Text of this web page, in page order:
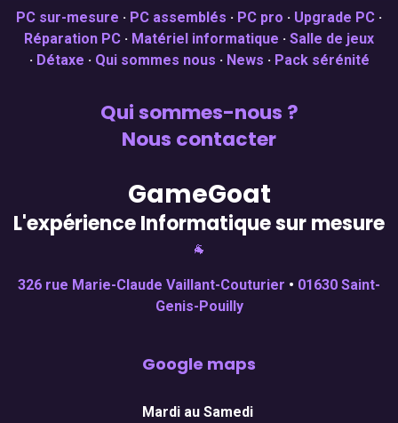
PC sur-mesure · PC assemblés · PC pro · Upgrade PC ·
Réparation PC · Matériel informatique · Salle de jeux
· Détaxe · Qui sommes nous · News · Pack sérénité
Qui sommes-nous ?
Nous contacter
GameGoat
L'expérience Informatique sur mesure
🐐
326 rue Marie-Claude Vaillant-Couturier • 01630 Saint-
Genis-Pouilly
Google maps
Mardi au Samedi